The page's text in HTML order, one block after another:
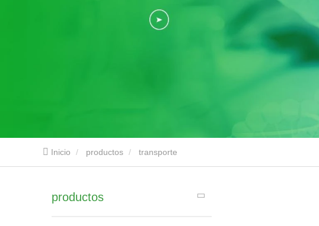
Inicio productos transporte
productos